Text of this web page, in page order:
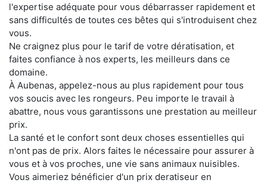
l'expertise adéquate pour vous débarrasser rapidement et
sans difficultés de toutes ces bêtes qui s'introduisent chez
vous.
Ne craignez plus pour le tarif de votre dératisation, et
faites confiance à nos experts, les meilleurs dans ce
domaine.
À Aubenas, appelez-nous au plus rapidement pour tous
vos soucis avec les rongeurs. Peu importe le travail à
abattre, nous vous garantissons une prestation au meilleur
prix.
La santé et le confort sont deux choses essentielles qui
n'ont pas de prix. Alors faites le nécessaire pour assurer à
vous et à vos proches, une vie sans animaux nuisibles.
Vous aimeriez bénéficier d'un prix deratiseur en